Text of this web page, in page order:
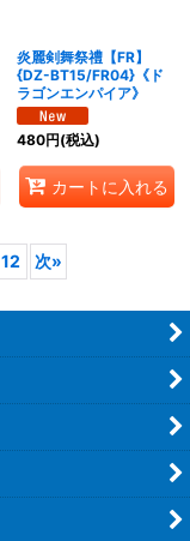
炎麗剣舞祭禮【FR】
{DZ-BT15/FR04}《ド
ラゴンエンパイア》
480円(税込)
カートに入れる
12 次»